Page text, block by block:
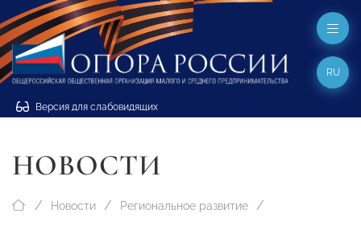
Версия для слабовидящих
RU
НОВОСТИ
Новости Региональное развитие